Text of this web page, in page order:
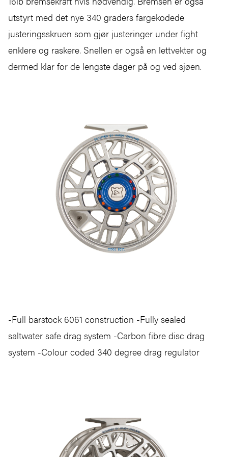
utstyrt med det nye 340 graders fargekodede
justeringsskruen som gjør justeringer under fight
enklere og raskere. Snellen er også en lettvekter og
dermed klar for de lengste dager på og ved sjøen.
-Full barstock 6061 construction -Fully sealed
saltwater safe drag system -Carbon fibre disc drag
system -Colour coded 340 degree drag regulator